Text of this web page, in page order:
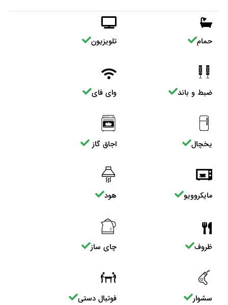
حمام تلویزیون
ضبط و باند وای فای
یخچال اجاق گاز
مایکروویو هود
ظروف چای ساز
سشوار فوتبال دستی